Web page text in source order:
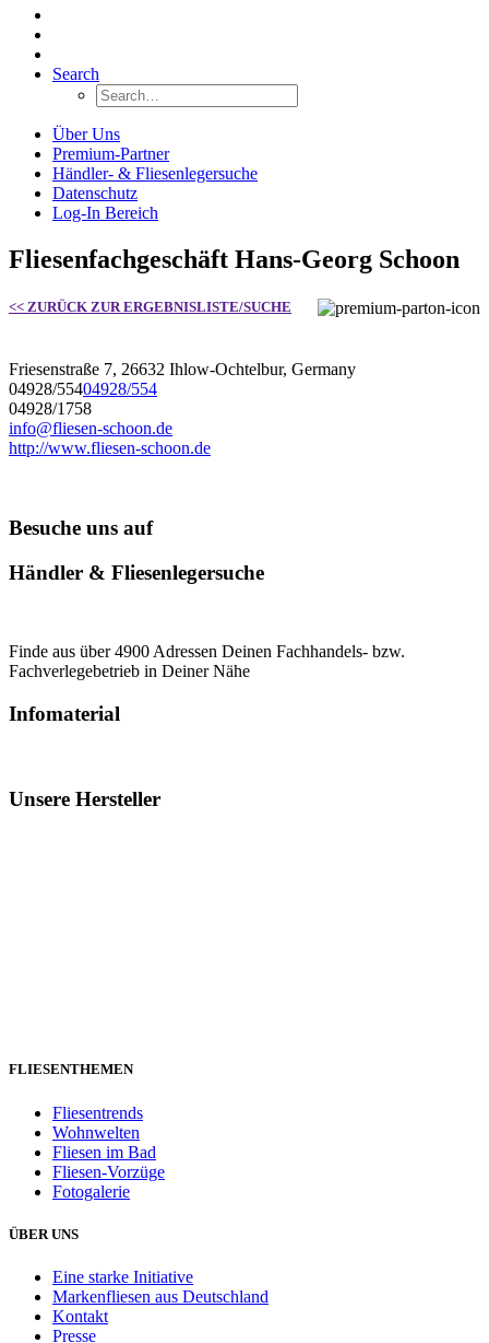
Search
Über Uns
Premium-Partner
Händler- & Fliesenlegersuche
Datenschutz
Log-In Bereich
Fliesenfachgeschäft Hans-Georg Schoon
<< ZURÜCK ZUR ERGEBNISLISTE/SUCHE
Friesenstraße 7, 26632 Ihlow-Ochtelbur, Germany
04928/55404928/554
04928/1758
info@fliesen-schoon.de
http://www.fliesen-schoon.de
Besuche uns auf
Händler & Fliesenlegersuche
Finde aus über 4900 Adressen Deinen Fachhandels- bzw.
Fachverlegebetrieb in Deiner Nähe
Infomaterial
Unsere Hersteller
FLIESENTHEMEN
Fliesentrends
Wohnwelten
Fliesen im Bad
Fliesen-Vorzüge
Fotogalerie
ÜBER UNS
Eine starke Initiative
Markenfliesen aus Deutschland
Kontakt
Presse